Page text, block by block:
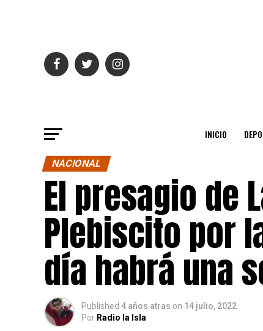
INICIO
NACIONAL
El presagio de
Plebiscito por
día habrá una
Published 4 años atras on 14 julio, 2022
Por Radio la Isla